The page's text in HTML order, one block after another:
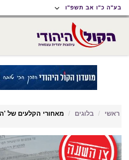
תפריט
נגישות
תפריט
ראשי
תוכן
ראשי
בע"ה כ"ו אב תשפ"ו
ראשי בלוגים מאחורי הקלעים של